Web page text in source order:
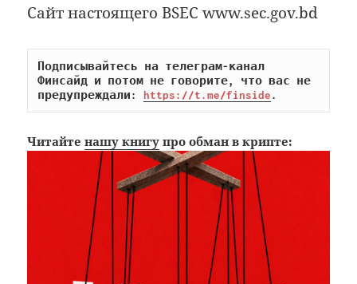
Сайт настоящего BSEC www.sec.gov.bd
Подписывайтесь на телеграм-канал
Финсайд и потом не говорите, что вас не
предупреждали: https://t.me/finside.
Читайтенашу книгу про обман в крипте: